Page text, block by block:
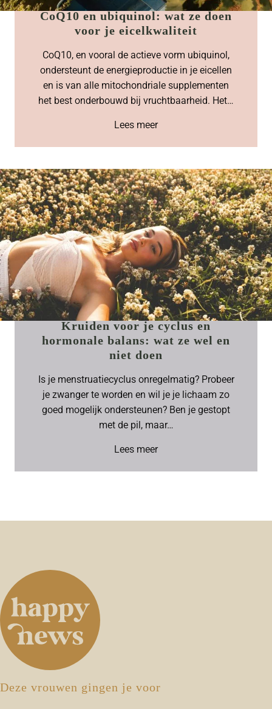
CoQ10 en ubiquinol: wat ze doen
voor je eicelkwaliteit
CoQ10, en vooral de actieve vorm ubiquinol,
ondersteunt de energieproductie in je eicellen
en is van alle mitochondriale supplementen
het best onderbouwd bij vruchtbaarheid. Het…
Lees meer
Kruiden voor je cyclus en
hormonale balans: wat ze wel en
niet doen
Is je menstruatiecyclus onregelmatig? Probeer
je zwanger te worden en wil je je lichaam zo
goed mogelijk ondersteunen? Ben je gestopt
met de pil, maar…
Lees meer
Deze vrouwen gingen je voor